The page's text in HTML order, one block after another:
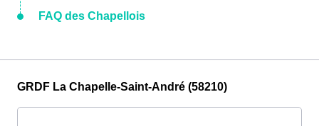
FAQ des Chapellois
GRDF La Chapelle-Saint-André (58210)